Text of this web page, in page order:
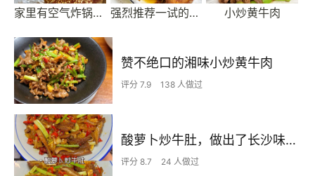
家里有空气炸锅或者烤箱就能做的烤羊排 强烈推荐一试的轻易上手的油焖大虾！！（无需番茄酱） 小炒黄牛肉
赞不绝口的湘味小炒黄牛肉
评分 7.9 138 人做过
酸萝卜炒牛肚，做出了长沙味道，好吃到哭
评分 8.7 24 人做过